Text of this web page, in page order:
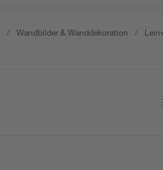
/ Wandbilder & Wanddekoration /